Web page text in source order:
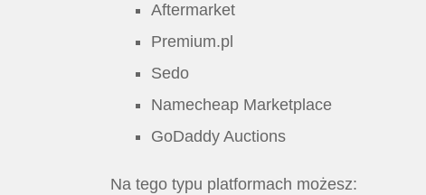
Aftermarket
Premium.pl
Sedo
Namecheap Marketplace
GoDaddy Auctions
Na tego typu platformach możesz: